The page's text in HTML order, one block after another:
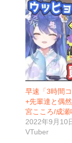
早速「3時間
+先輩達と偶
宮こころ/成瀬
2022年9月10
VTuber